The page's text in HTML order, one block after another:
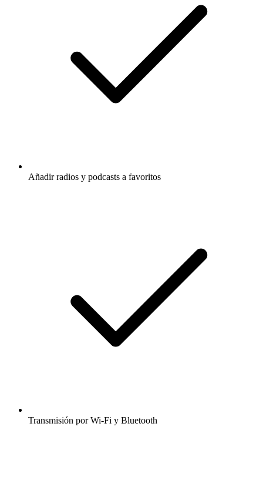
Añadir radios y podcasts a favoritos
Transmisión por Wi-Fi y Bluetooth